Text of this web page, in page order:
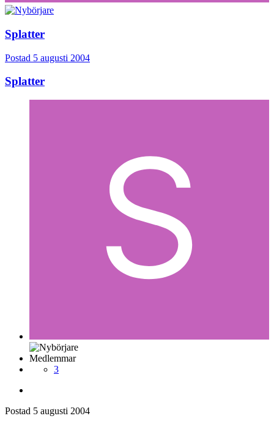
Splatter
Postad 5 augusti 2004
Splatter
Medlemmar
3
Postad 5 augusti 2004